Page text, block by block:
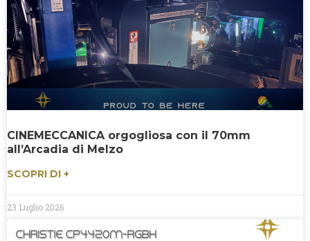
CINEMECCANICA orgogliosa con il 70mm
all’Arcadia di Melzo
SCOPRI DI +
23 Luglio 2026